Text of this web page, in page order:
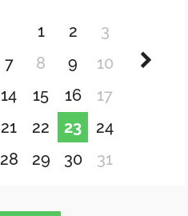
1 2
3
7 8 9
10
14 15 16
17
21 22 23
24
28 29 30 31